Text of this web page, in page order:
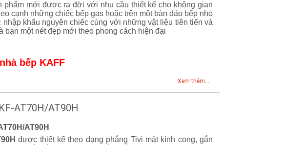
phẩm mới được ra đời với nhu cầu thiết kế cho không gian
cạnh những chiếc bếp gas hoặc trên một bàn đảo bếp nhỏ
khẩu nguyên chiếc cùng với những vật liệu tiên tiến và
bạn một nét đẹp mới theo phong cách hiện đại
bếp KAFF
Xem thêm...
AT70H/AT90H
AT90H
được thiết kế theo dạng phẳng Tivi mặt kính cong, gắn